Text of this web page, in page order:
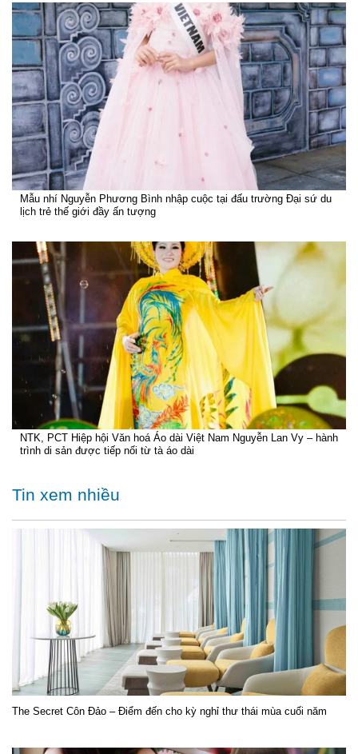
Mẫu nhí Nguyễn Phương Bình nhập cuộc tại đấu trường Đại sứ du
lịch trẻ thế giới đầy ấn tượng
NTK, PCT Hiệp hội Văn hoá Áo dài Việt Nam Nguyễn Lan Vy – hành
trình di sản được tiếp nối từ tà áo dài
Tin xem nhiều
The Secret Côn Đảo – Điểm đến cho kỳ nghỉ thư thái mùa cuối năm